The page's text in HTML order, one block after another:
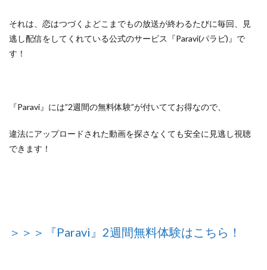
それは、恋はつづくよどこまでもの放送が終わるたびに毎回、見
逃し配信をしてくれている公式のサービス『Paravi(パラビ)』 で
す！
『Paravi』には”2週間の無料体験”が付いててお得なので、
違法にアップロードされた動画を探さなくても安全に見逃し視聴
できます！
＞＞＞『Paravi』2週間無料体験はこちら！